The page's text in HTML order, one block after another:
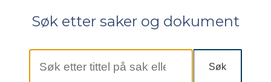
Søk etter saker og dokument
Søk